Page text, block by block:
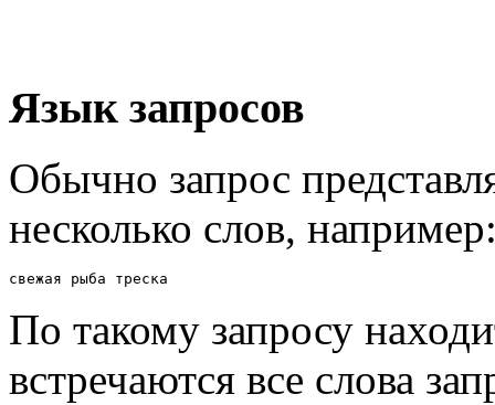
Язык запросов
Обычно запрос
несколько слов,
свежая рыба треска
По такому запросу
встречаются все слова